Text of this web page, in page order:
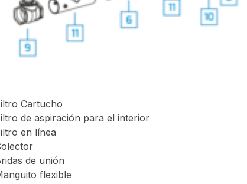
Cartucho
de aspiración para el interior
en línea
de unión
flexible